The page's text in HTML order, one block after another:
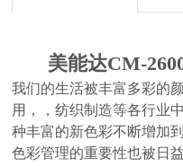
美能达CM-
我们的生活被丰富多彩的
用，，纺织制造等各行业
种丰富的新色彩不断增加
色彩管理的重要性也被日